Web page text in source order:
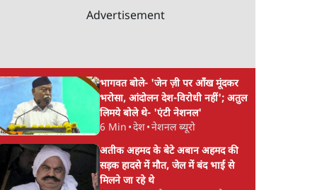
Advertisement
भागवत बोले- 'जेन ज़ी पर आँख मूंदकर
भरोसा, आंदोलन देश-विरोधी नहीं'; अतुल
लिमये बोले थे- 'एंटी नेशनल'
6 Min •देश•नेशनल ब्यूरो
अतीक अहमद के बेटे अबान अहमद की
सड़क हादसे में मौत, जेल में बंद भाई से
मिलने जा रहे थे